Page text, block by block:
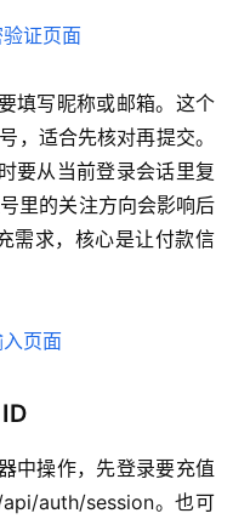
填写昵称或邮箱。这个
，适合先核对再提交。
要从当前登录会话里复
里的关注方向会影响后
需求，核心是让付款信
中操作，先登录要充值
auth/session。也可